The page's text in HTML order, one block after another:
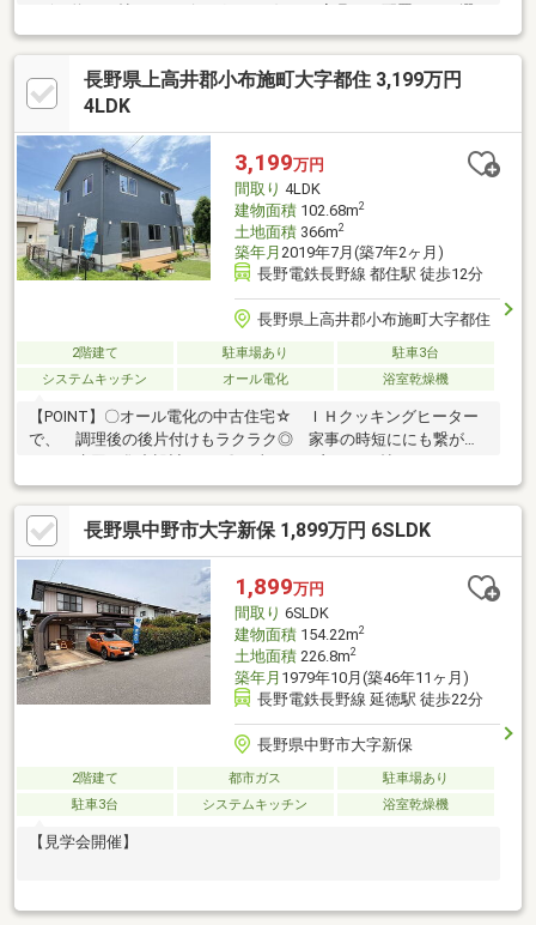
ア☆○約２１帖あるリビングは、お好きな家具や 配置などの選
択肢が広がります◎ 開放感のある明るいリビングです☆○全居
室６．５帖以上の広さ！ 収納スペースも完備されており お部
屋もスッキリ保てます♪ １Ｆには納戸もあり、季節物の大型 家
電や趣味の物など収納できます◎■【０１２０－７０－３３７
検索♪ 最新情報を毎日更新中です！ 弊社ホームページをご
利用くださいませ☆☆
長野県上高井郡小布施町大字都住 3,199万円
4LDK
3,199万円
間取り 4LDK
建物面積102.68m2
土地面積366m2
築年月 2019年7月(築7年2ヶ月)
長野電鉄長野線 都住駅 徒歩12分
長野県上高井郡小布施町大字都住
2階建て 駐車場あり
駐車3台
システムキッチン
オール電化 浴室乾燥機
【POINT】〇オール電化の中古住宅☆ ＩＨクッキングヒーター
で、 調理後の後片付けもラクラク◎ 家事の時短ににも繋が
ら ウッドデッキに繋がります◎ 庭も広く、趣味でガーデニン
グや 家庭菜園なども楽しめます♪〇全居室収納スペース完備！
階段下収納や玄関収納もあり、 お部屋もスッキリ片付きます
☆■【０１２０－７０－３３７３】へお気軽にお問い合わせくだ
さい■■【ララハウス 長野】で検索♪ 最新情報を毎日更新中
です！ 弊社ホームページをご利用くださいませ☆☆
長野県中野市大字新保 1,899万円 6SLDK
1,899万円
間取り 6SLDK
建物面積154.22m2
土地面積226.8m2
築年月 1979年10月(築46年11ヶ月)
長野電鉄長野線 延徳駅 徒歩22分
長野県中野市大字新保
2階建て 都市ガス
駐車場あり
駐車3台
システムキッチン 浴室乾燥機
【見学会開催】